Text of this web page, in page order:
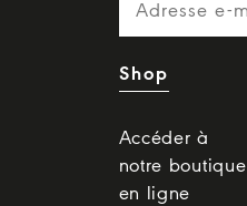
Shop
Accéder à
notre boutique
en ligne